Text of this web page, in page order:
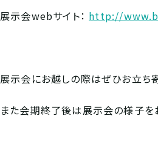
展示会webサイト： http://
展示会にお越しの際はぜひお立ち
また会期終了後は展示会の様子を